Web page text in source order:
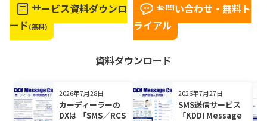
サービス資料ダウンロ
ード(無料)
お問い合わせ・無料ト
ライアル
資料ダウンロード
2026年7月28日
カーディーラーの
DXは 「SMS／RCS
2026年7月27日
SMS送信サービス
「KDDI Message